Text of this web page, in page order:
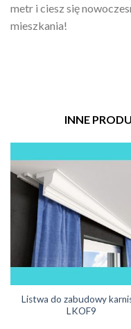
metr i ciesz się
mieszkania!
INNE
Listwa do zabudowy
LKOF9